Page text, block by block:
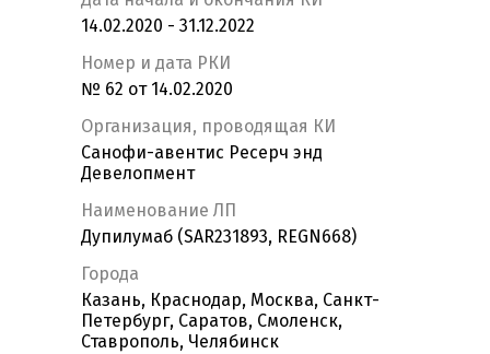
14.02.2020 - 31.12.2022
Номер и дата РКИ
№ 62 от 14.02.2020
Организация, проводящая КИ
Санофи-авентис Ресерч энд
Девелопмент
Наименование ЛП
Дупилумаб (SAR231893, REGN668)
Города
Казань, Краснодар, Москва, Санкт-
Петербург, Саратов, Смоленск,
Ставрополь, Челябинск